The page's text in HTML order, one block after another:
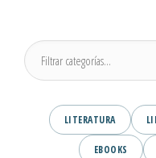
LITERATURA
EBOOKS